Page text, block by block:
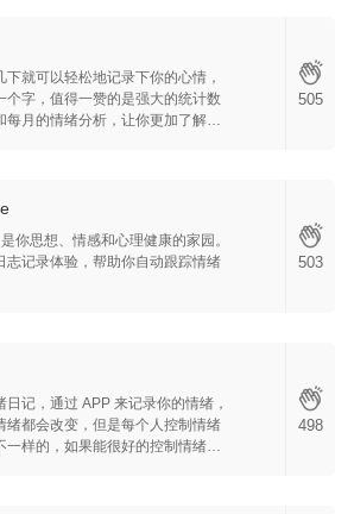
你拥有自己专属的情绪小秘书
下就可以轻松地记录下你的心情，
个字，值得一赞的是强大的统计数
每月的情绪分析，让你更加了解自
505
你思想、情感和心理健康的家园。
志记录体验，帮助你自动跟踪情绪
503
日记，通过 APP 来记录你的情绪，
绪都会改变，但是每个人控制情绪
一样的，如果能很好的控制情绪，
498